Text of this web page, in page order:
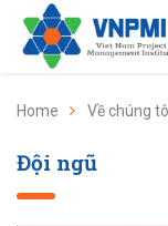
Home Về chúng
Đội ngũ